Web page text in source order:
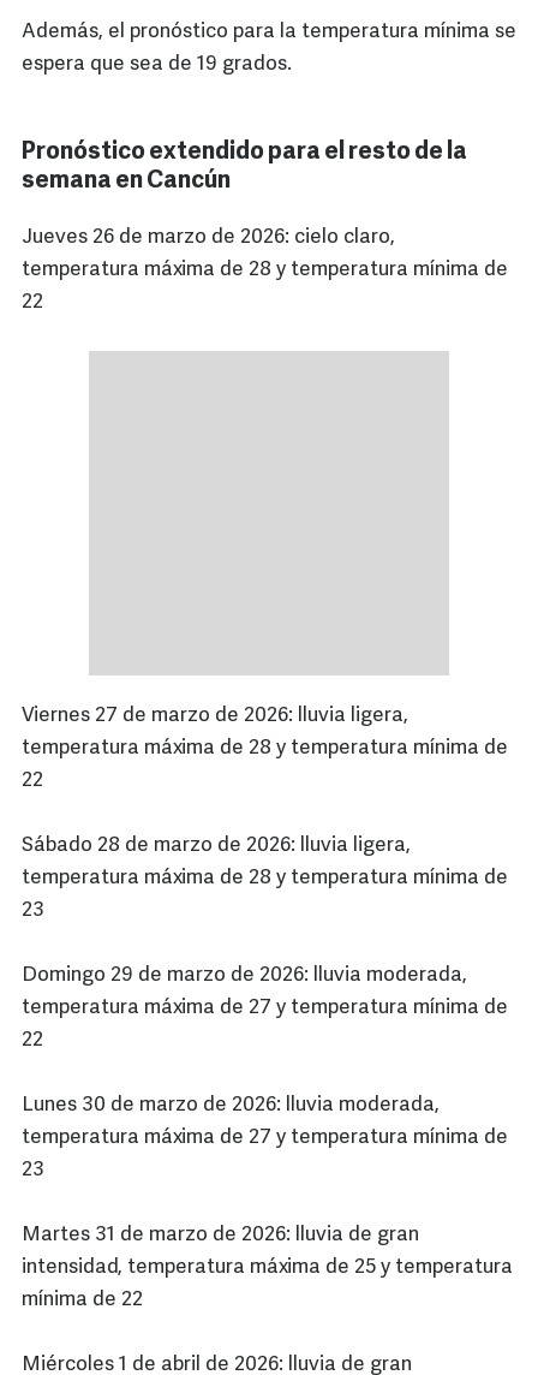
Además, el pronóstico para la temperatura mínima se
espera que sea de 19 grados.
Pronóstico extendido para el resto de la
semana en Cancún
Jueves 26 de marzo de 2026: cielo claro,
temperatura máxima de 28 y temperatura mínima de
22
Viernes 27 de marzo de 2026: lluvia ligera,
temperatura máxima de 28 y temperatura mínima de
22
Sábado 28 de marzo de 2026: lluvia ligera,
temperatura máxima de 28 y temperatura mínima de
23
Domingo 29 de marzo de 2026: lluvia moderada,
temperatura máxima de 27 y temperatura mínima de
22
Lunes 30 de marzo de 2026: lluvia moderada,
temperatura máxima de 27 y temperatura mínima de
23
Martes 31 de marzo de 2026: lluvia de gran
intensidad, temperatura máxima de 25 y temperatura
mínima de 22
Miércoles 1 de abril de 2026: lluvia de gran